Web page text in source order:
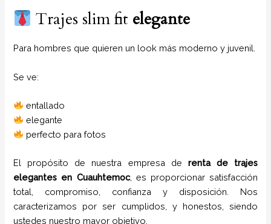
Trajes slim fit elegante
Para hombres que quieren un look más moderno y juvenil.
Se ve:
entallado
elegante
perfecto para fotos
El propósito de nuestra empresa de renta de trajes
elegantes en Cuauhtemoc, es proporcionar satisfacción
total, compromiso, confianza y disposición. Nos
caracterizamos por ser cumplidos, y honestos, siendo
ustedes nuestro mayor objetivo.